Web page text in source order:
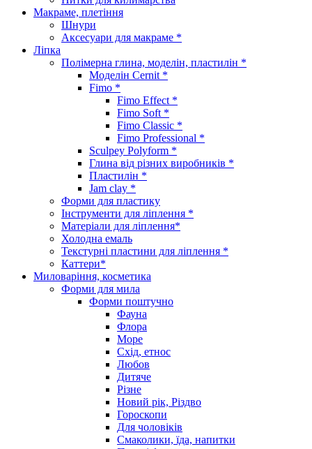
Макраме, плетіння
Шнури
Аксесуари для макраме *
Ліпка
Полімерна глина, моделін, пластилін *
Моделін Cernit *
Fimo *
Fimo Effect *
Fimo Soft *
Fimo Classic *
Fimo Professional *
Sculpey Polyform *
Глина від різних виробників *
Пластилін *
Jam clay *
Форми для пластику
Інструменти для ліплення *
Матеріали для ліплення*
Холодна емаль
Текстурні пластини для ліплення *
Каттери*
Миловаріння, косметика
Форми для мила
Форми поштучно
Фауна
Флора
Море
Схід, етнос
Любов
Дитяче
Різне
Новий рік, Різдво
Гороскопи
Для чоловіків
Смаколики, їда, напитки